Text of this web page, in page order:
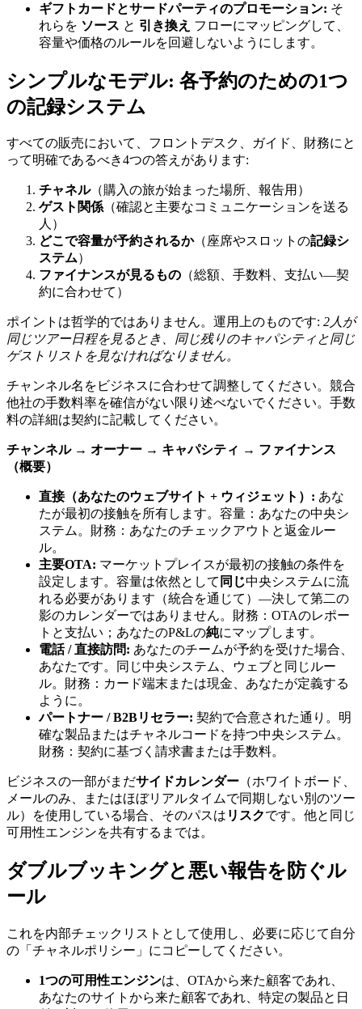
ギフトカードとサードパーティのプロモーション: そ
れらを ソース と 引き換え フローにマッピングして、
容量や価格のルールを回避しないようにします。
シンプルなモデル: 各予約のための1つ
の記録システム
すべての販売において、フロントデスク、ガイド、財務にと
って明確であるべき4つの答えがあります:
チャネル（購入の旅が始まった場所、報告用）
ゲスト関係（確認と主要なコミュニケーションを送る
人）
どこで容量が予約されるか（座席やスロットの記録シ
ステム）
ファイナンスが見るもの （総額、手数料、支払い—契
約に合わせて）
ポイントは哲学的ではありません。運用上のものです: 2人が
同じツアー日程を見るとき、同じ残りのキャパシティと同じ
ゲストリストを見なければなりません。
チャンネル名をビジネスに合わせて調整してください。競合
他社の手数料率を確信がない限り述べないでください。手数
料の詳細は契約に記載してください。
チャンネル → オーナー → キャパシティ → ファイナンス
（概要）
直接（あなたのウェブサイト + ウィジェット）: あな
たが最初の接触を所有します。容量：あなたの中央シ
ステム。財務：あなたのチェックアウトと返金ルー
ル。
主要OTA: マーケットプレイスが最初の接触の条件を
設定します。容量は依然として 同じ中央システムに流
れる必要があります（統合を通じて）—決して第二の
影のカレンダーではありません。財務：OTAのレポー
トと支払い；あなたのP&Lの純にマップします。
電話 / 直接訪問: あなたのチームが予約を受けた場合、
あなたです。同じ中央システム、ウェブと同じルー
ル。財務：カード端末または現金、あなたが定義する
ように。
パートナー / B2Bリセラー: 契約で合意された通り。明
確な製品またはチャネルコードを持つ中央システム。
財務：契約に基づく請求書または手数料。
ビジネスの一部がまだサイドカレンダー （ホワイトボード、
メールのみ、またはほぼリアルタイムで同期しない別のツー
ル）を使用している場合、そのパスは リスクです。他と同じ
可用性エンジンを共有するまでは。
ダブルブッキングと悪い報告を防ぐル
ール
これを内部チェックリストとして使用し、必要に応じて自分
の「チャネルポリシー」にコピーしてください。
1つの可用性エンジンは、OTAから来た顧客であれ、
あなたのサイトから来た顧客であれ、特定の製品と日